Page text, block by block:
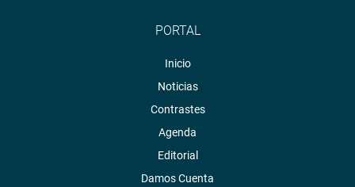
PORTAL
Inicio
Noticias
Contrastes
Agenda
Editorial
Damos Cuenta